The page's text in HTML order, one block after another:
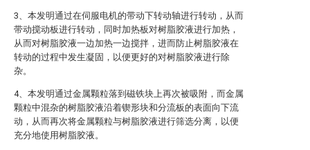
3、本发明通过在伺服电机的带动下转动轴进行转动，从而
带动搅动板进行转动，同时加热板对树脂胶液进行加热，
从而对树脂胶液一边加热一边搅拌，进而防止树脂胶液在
转动的过程中发生凝固，以便更好的对树脂胶液进行除
杂。
4、本发明通过金属颗粒落到磁铁块上再次被吸附，而金属
颗粒中混杂的树脂胶液沿着锲形块和分流板的表面向下流
动，从而再次将金属颗粒与树脂胶液进行筛选分离，以便
充分地使用树脂胶液。